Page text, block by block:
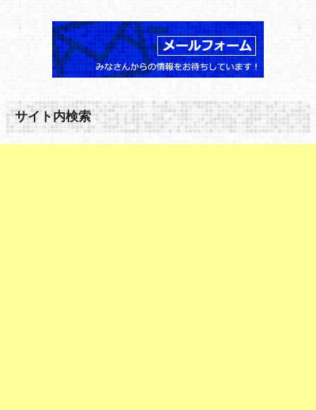
サイト内検索